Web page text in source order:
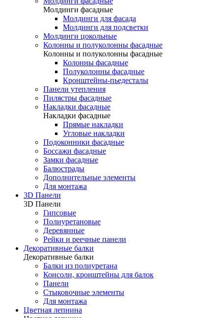
Молдинги фасадные
Молдинги для фасада
Молдинги для подсветки
Молдинги цокольные
Колонны и полуколонны фасадные
Колонны и полуколонны фасадные
Колонны фасадные
Полуколонны фасадные
Кронштейны-пьедесталы
Панели утепления
Пилястры фасадные
Накладки фасадные
Накладки фасадные
Прямые накладки
Угловые накладки
Подоконники фасадные
Боссажи фасадные
Замки фасадные
Балюстрады
Дополнительные элементы
Для монтажа
3D Панели
3D Панели
Гипсовые
Полиуретановые
Деревянные
Рейки и реечные панели
Декоративные балки
Декоративные балки
Балки из полиуретана
Консоли, кронштейны для балок
Панели
Стыковочные элементы
Для монтажа
Цветная лепнина